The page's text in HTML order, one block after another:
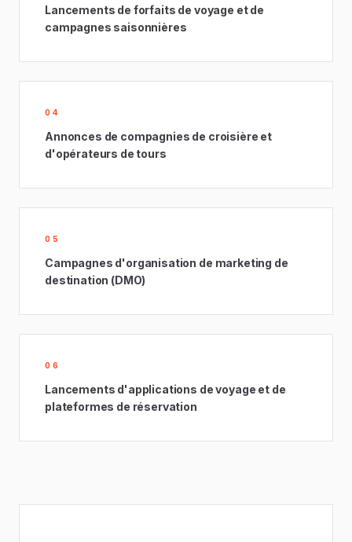
Lancements de forfaits de voyage et de
campagnes saisonnières
04
Annonces de compagnies de croisière et
d'opérateurs de tours
05
Campagnes d'organisation de marketing de
destination (DMO)
06
Lancements d'applications de voyage et de
plateformes de réservation